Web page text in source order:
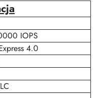
IOPS
4.0